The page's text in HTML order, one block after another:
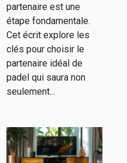
partenaire est une
étape fondamentale.
Cet écrit explore les
clés pour choisir le
partenaire idéal de
padel qui saura non
seulement...